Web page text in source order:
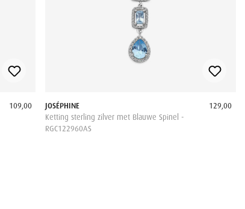
109,00
JOSÉPHINE
Ketting sterling zilver met Blauwe Spinel -
RGC122960AS
129,00